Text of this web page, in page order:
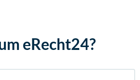
eRecht24?